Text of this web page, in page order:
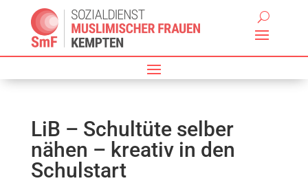
LiB – Schultüte selber
nähen – kreativ in den
Schulstart